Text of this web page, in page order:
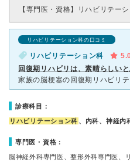
【専門医・資格】
リハビリテー
リハビリテーション科の口コミ
リハビリテーション科
回復期リハビリは、素晴らしい
診療科目：
リハビリテーション科 、内科、神経内
専門医・資格：
脳神経外科専門医、整形外科専門医、